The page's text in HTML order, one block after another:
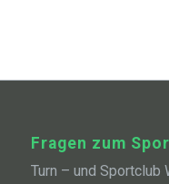
Fragen zum
Turn – und Sportclub